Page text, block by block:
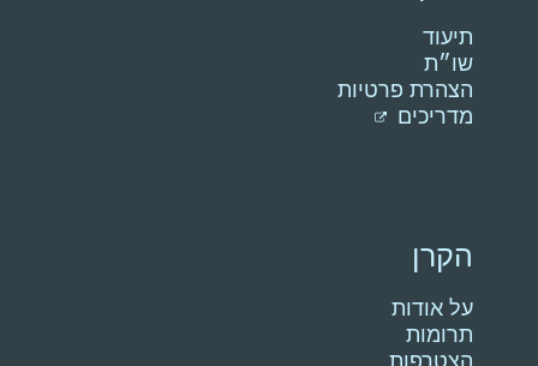
תיעוד
שו״ת
הצהרת פרטיות
מדריכים
הקרן
על אודות
תרומות